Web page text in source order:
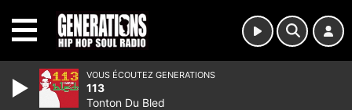
VOUS ÉCOUTEZ GENERATIONS
113
Tonton Du Bled